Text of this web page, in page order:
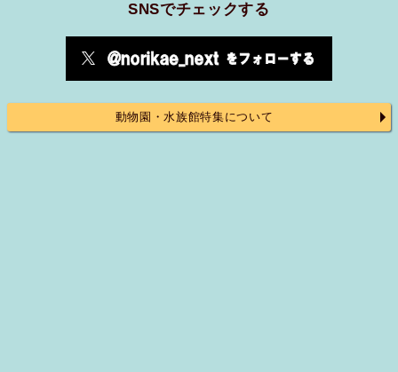
SNSでチェックする
動物園・水族館特集について